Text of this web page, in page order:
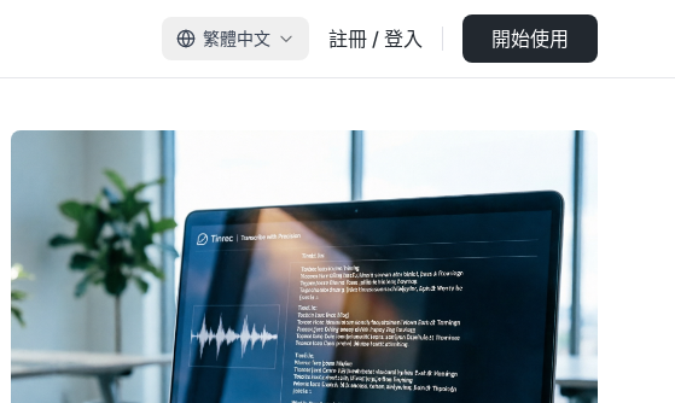
繁體中文 註冊 / 登入 開始使用